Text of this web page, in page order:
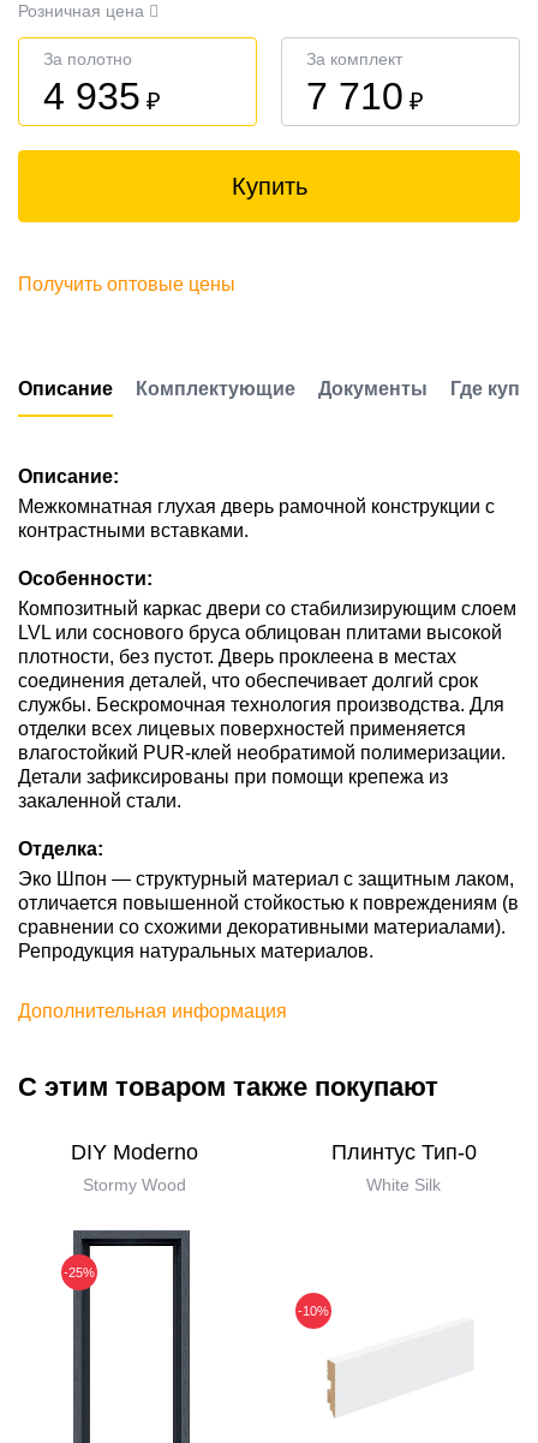
Розничная цена
За полотно
4 935 ₽
За комплект
7 710 ₽
Купить
Получить оптовые цены
Описание Комплектующие Документы Где
Описание:
Межкомнатная глухая дверь рамочной конструкции с
контрастными вставками.
Особенности:
Композитный каркас двери со стабилизирующим слоем
LVL или соснового бруса облицован плитами высокой
плотности, без пустот. Дверь проклеена в местах
соединения деталей, что обеспечивает долгий срок
службы. Бескромочная технология производства. Для
отделки всех лицевых поверхностей применяется
влагостойкий PUR-клей необратимой полимеризации.
Детали зафиксированы при помощи крепежа из
закаленной стали.
Отделка:
Эко Шпон — структурный материал с защитным лаком,
отличается повышенной стойкостью к повреждениям (в
сравнении со схожими декоративными материалами).
Репродукция натуральных материалов.
Дополнительная информация
С этим товаром также покупают
DIY Moderno
Stormy Wood
-25%
Плинтус Тип-0
White Silk
-10%